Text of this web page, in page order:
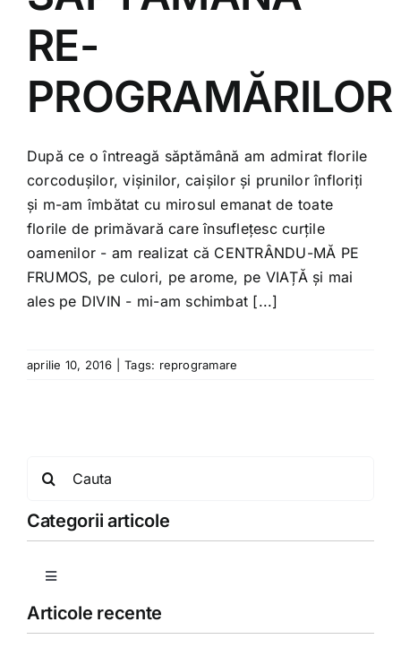
Shop
Tratamente naturale
RE-
PROGRAMĂRILOR
După ce o întreagă săptămână am admirat florile
corcodușilor, vișinilor, caișilor și prunilor înfloriți
și m-am îmbătat cu mirosul emanat de toate
florile de primăvară care însuflețesc curțile
oamenilor - am realizat că CENTRÂNDU-MĂ PE
FRUMOS, pe culori, pe arome, pe VIAȚĂ și mai
ales pe DIVIN - mi-am schimbat [...]
aprilie 10, 2016 Tags: reprogramare
Categorii articole
Toggle
Copii
Articole recente